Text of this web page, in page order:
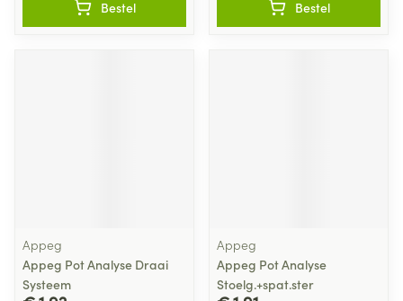
Bestel Bestel
Appeg
Appeg Pot Analyse Draai
Systeem
Appeg
Appeg Pot Analyse
Stoelg.+spat.ster